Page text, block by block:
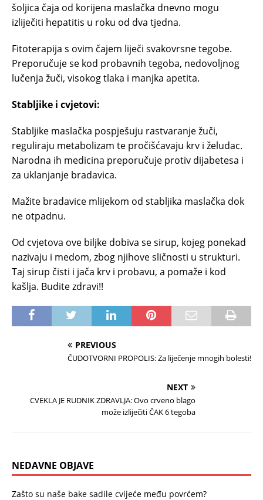
šoljica čaja od korijena maslačka dnevno mogu
izliječiti hepatitis u roku od dva tjedna.
Fitoterapija s ovim čajem liječi svakovrsne tegobe.
Preporučuje se kod probavnih tegoba, nedovoljnog
lučenja žuči, visokog tlaka i manjka apetita.
Stabljike i cvjetovi:
Stabljike maslačka pospješuju rastvaranje žuči,
reguliraju metabolizam te pročišćavaju krv i želudac.
Narodna ih medicina preporučuje protiv dijabetesa i
za uklanjanje bradavica.
Mažite bradavice mlijekom od stabljika maslačka dok
ne otpadnu.
Od cvjetova ove biljke dobiva se sirup, kojeg ponekad
nazivaju i medom, zbog njihove sličnosti u strukturi.
Taj sirup čisti i jača krv i probavu, a pomaže i kod
kašlja. Budite zdravi!!
PREVIOUS
ČUDOTVORNI PROPOLIS: Za liječenje mnogih bolesti!
NEXT
CVEKLA JE RUDNIK ZDRAVLJA: Ovo crveno blago
može izliječiti ČAK 6 tegoba
NEDAVNE OBJAVE
Zašto su naše bake sadile cvijeće među povrćem?